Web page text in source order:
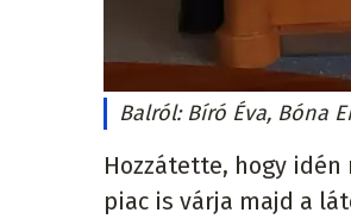
Balról: Bíró Éva, Bóna
Hozzátette, hogy
piac is várja majd a